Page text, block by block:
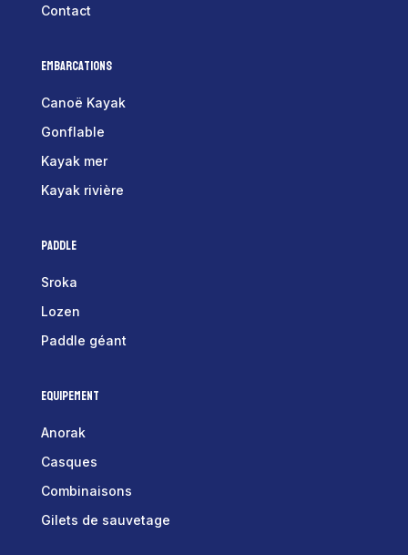
Contact
Embarcations
Canoë Kayak
Gonflable
Kayak mer
Kayak rivière
Paddle
Sroka
Lozen
Paddle géant
Equipement
Anorak
Casques
Combinaisons
Gilets de sauvetage